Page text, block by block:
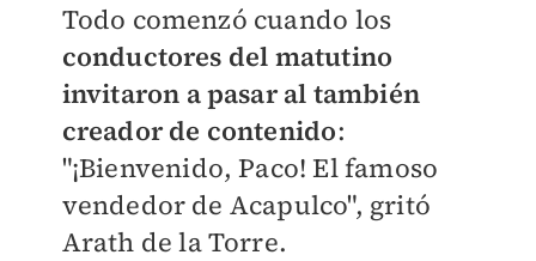
Todo comenzó cuando los
conductores del matutino
invitaron a pasar al también
creador de contenido:
"¡Bienvenido, Paco! El famoso
vendedor de Acapulco", gritó
Arath de la Torre.